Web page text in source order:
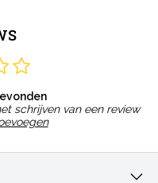
schrijven van een review